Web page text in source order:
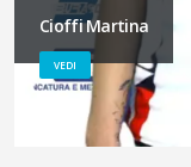
Cioffi Martina
VEDI